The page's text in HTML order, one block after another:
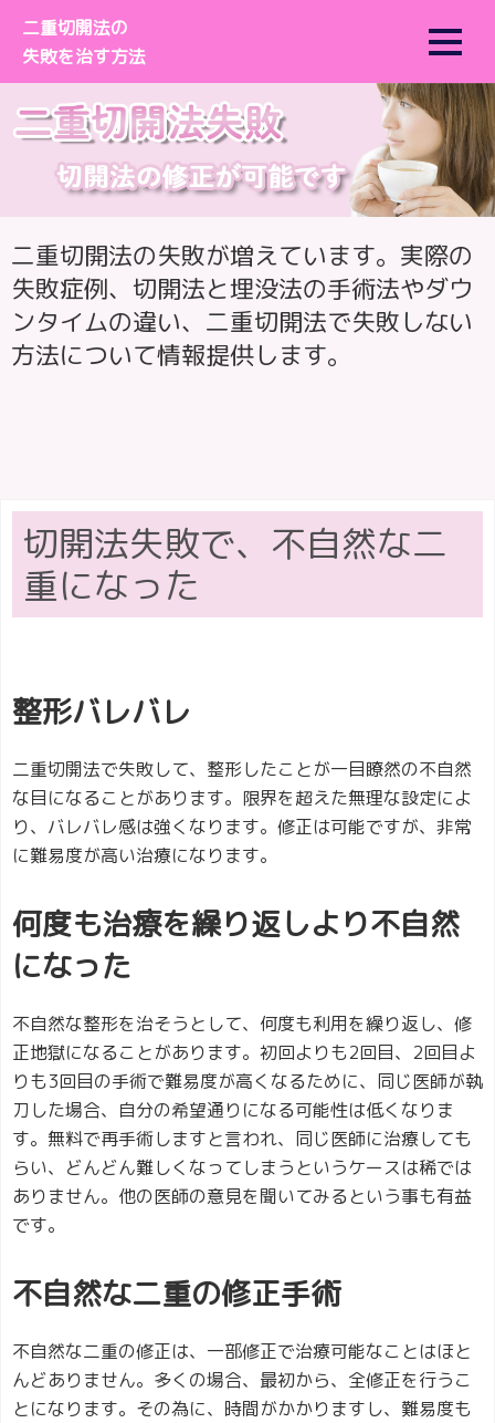
二重切開法の
失敗を治す方法
ビ
ョ
ン
へ
ス
キ
ン
へ
ス
キ
ッ
プ
二重切開法の失敗が増えています。実際の
失敗症例、切開法と埋没法の手術法やダウ
ンタイムの違い、二重切開法で失敗しない
方法について情報提供します。
切開法失敗で、不自然な二
重になった
整形バレバレ
二重切開法で失敗して、整形したことが一目瞭然の不自然
な目になることがあります。限界を超えた無理な設定によ
り、バレバレ感は強くなります。修正は可能ですが、非常
に難易度が高い治療になります。
何度も治療を繰り返しより不自然
になった
不自然な整形を治そうとして、何度も利用を繰り返し、修
正地獄になることがあります。初回よりも2回目、2回目よ
りも3回目の手術で難易度が高くなるために、同じ医師が執
刀した場合、自分の希望通りになる可能性は低くなりま
す。無料で再手術しますと言われ、同じ医師に治療しても
らい、どんどん難しくなってしまうというケースは稀では
ありません。他の医師の意見を聞いてみるという事も有益
です。
不自然な二重の修正手術
不自然な二重の修正は、一部修正で治療可能なことはほと
んどありません。多くの場合、最初から、全修正を行うこ
とになります。その為に、時間がかかりますし、難易度も